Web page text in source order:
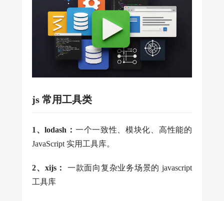
js 常用工具类
1、lodash： 一个一致性、模块化、高性能的
JavaScript 实用工具库。
2、xijs：
一款面向复杂业务场景的 javascript
工具库